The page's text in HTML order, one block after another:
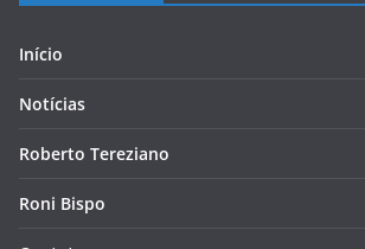
Início
Notícias
Roberto Tereziano
Roni Bispo